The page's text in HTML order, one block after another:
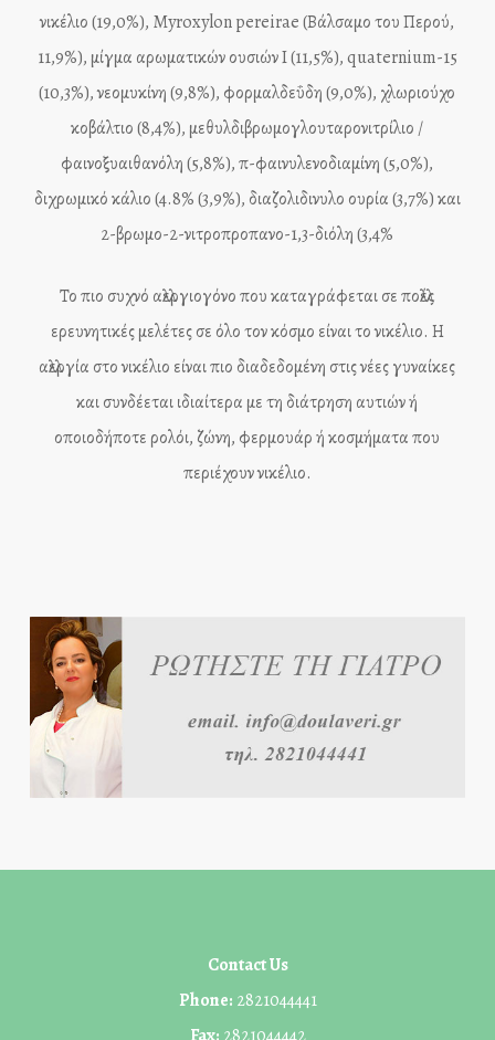
νικέλιο (19,0%), Myroxylon pereirae (Βάλσαμο του Περού,
11,9%), μίγμα αρωματικών ουσιών I (11,5%), quaternium-15
(10,3%), νεομυκίνη (9,8%), φορμαλδεΰδη (9,0%), χλωριούχο
κοβάλτιο (8,4%), μεθυλδιβρωμογλουταρονιτρίλιο /
φαινοξυαιθανόλη (5,8%), π-φαινυλενοδιαμίνη (5,0%),
διχρωμικό κάλιο (4.8% (3,9%), διαζολιδινυλο ουρία (3,7%) και
2-βρωμο-2-νιτροπροπανο-1,3-διόλη (3,4%
Το πιο συχνό αλλεργιογόνο που καταγράφεται σε πολλές
ερευνητικές μελέτες σε όλο τον κόσμο είναι το νικέλιο. Η
αλλεργία στο νικέλιο είναι πιο διαδεδομένη στις νέες γυναίκες
και συνδέεται ιδιαίτερα με τη διάτρηση αυτιών ή
οποιοδήποτε ρολόι, ζώνη, φερμουάρ ή κοσμήματα που
περιέχουν νικέλιο.
Contact Us
Phone: 2821044441